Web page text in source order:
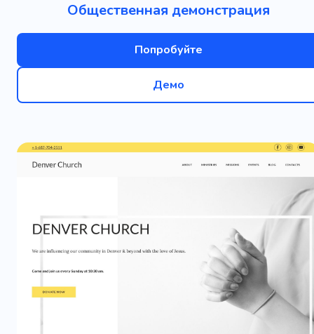
Общественная демонстрация
Попробуйте
Демо